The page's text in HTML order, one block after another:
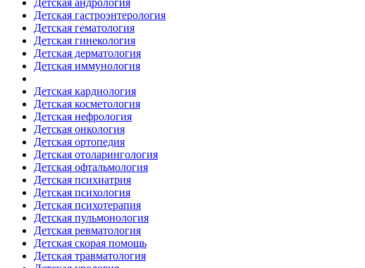
Детская гастроэнтерология
Детская гематология
Детская гинекология
Детская дерматология
Детская иммунология
Детская кардиология
Детская косметология
Детская нефрология
Детская онкология
Детская ортопедия
Детская отоларингология
Детская офтальмология
Детская психиатрия
Детская психология
Детская психотерапия
Детская пульмонология
Детская ревматология
Детская скорая помощь
Детская травматология